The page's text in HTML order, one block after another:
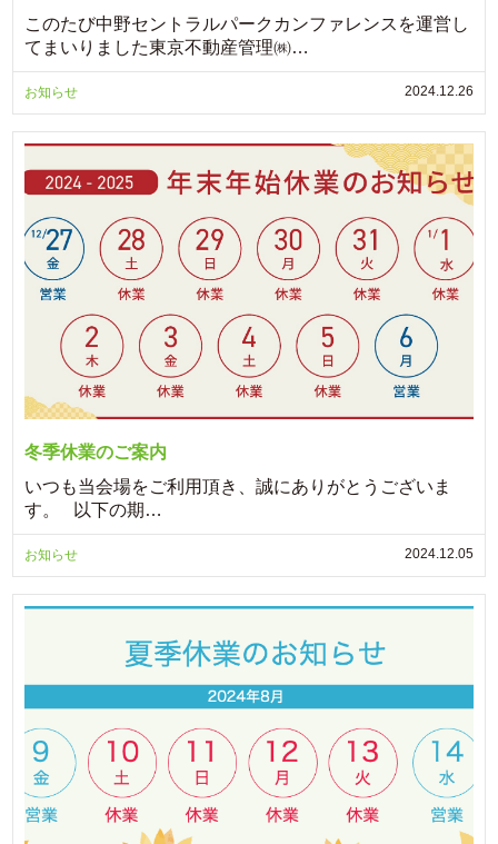
このたび中野セントラルパークカンファレンスを運営し
てまいりました東京不動産管理㈱…
お知らせ 2024.12.26
冬季休業のご案内
いつも当会場をご利用頂き、誠にありがとうございま
す。 以下の期…
お知らせ 2024.12.05